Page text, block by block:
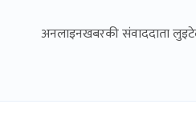
अनलाइनखबरकी संवाददाता